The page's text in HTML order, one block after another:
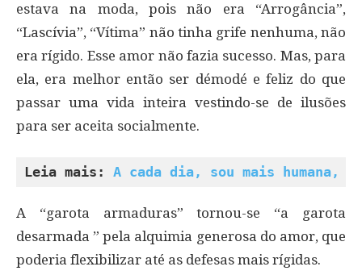
estava na moda, pois não era “Arrogância”,
“Lascívia”, “Vítima” não tinha grife nenhuma, não
era rígido. Esse amor não fazia sucesso. Mas, para
ela, era melhor então ser démodé e feliz do que
passar uma vida inteira vestindo-se de ilusões
para ser aceita socialmente.
Leia mais: A cada dia, sou mais humana,
A “garota armaduras” tornou-se “a garota
desarmada ” pela alquimia generosa do amor, que
poderia flexibilizar até as defesas mais rígidas.